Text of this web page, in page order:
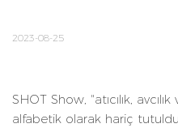
2023-08-25
SHOT Show, "atıcılık,
alfabetik olarak hariç